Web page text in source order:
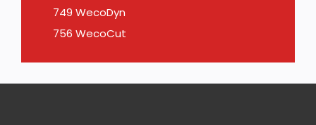
749 WecoDyn
756 WecoCut